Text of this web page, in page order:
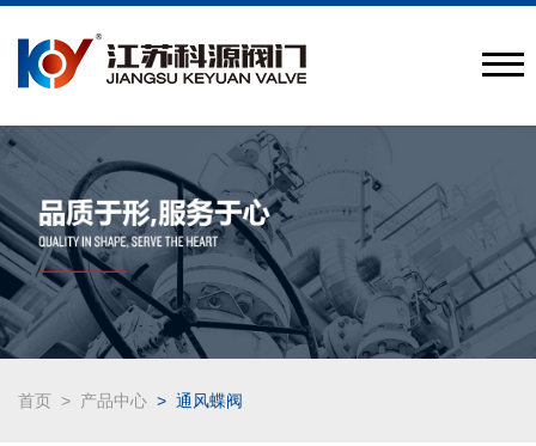
提供工程阀门组合解决方案
Provide engineering valve combination solutions
CN / EN
首页 > 产品中心 > 通风蝶阀